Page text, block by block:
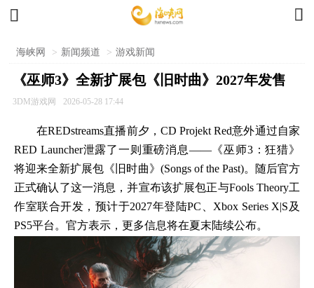
 
海峡网 > 新闻频道 > 游戏新闻
《巫师3》全新扩展包《旧时曲》2027年发售
3DM游戏网 2026-05-28 17:44
在REDstreams直播前夕，CD Projekt Red意外通过自家
RED Launcher泄露了一则重磅消息——《巫师3：狂猎》
将迎来全新扩展包《旧时曲》(Songs of the Past)。随后官方
正式确认了这一消息，并宣布该扩展包正与Fools Theory工
作室联合开发，预计于2027年登陆PC、Xbox Series X|S及
PS5平台。官方表示，更多信息将在夏末陆续公布。